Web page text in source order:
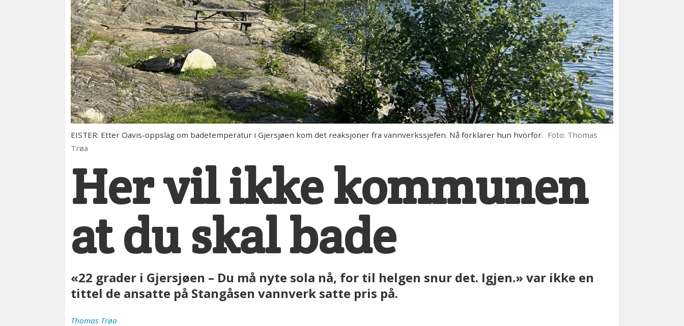
EISTER: Etter Oavis-oppslag om badetemperatur i Gjersjøen kom det reaksjoner fra vannverkssjefen. Nå forklarer hun hvorfor. Foto: Thomas
Trøa
Her vil ikke kommunen
at du skal bade
«22 grader i Gjersjøen – Du må nyte sola nå, for til helgen snur det. Igjen.» var ikke en
tittel de ansatte på Stangåsen vannverk satte pris på.
Thomas Trøa